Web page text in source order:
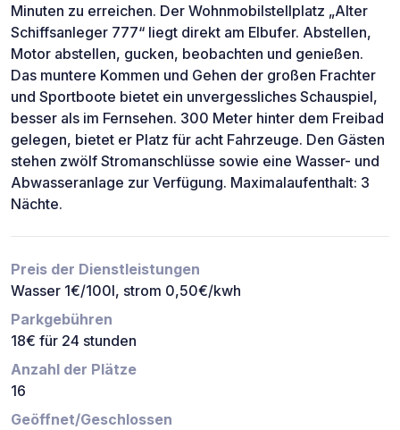
Minuten zu erreichen. Der Wohnmobilstellplatz „Alter
Schiffsanleger 777“ liegt direkt am Elbufer. Abstellen,
Motor abstellen, gucken, beobachten und genießen.
Das muntere Kommen und Gehen der großen Frachter
und Sportboote bietet ein unvergessliches Schauspiel,
besser als im Fernsehen. 300 Meter hinter dem Freibad
gelegen, bietet er Platz für acht Fahrzeuge. Den Gästen
stehen zwölf Stromanschlüsse sowie eine Wasser- und
Abwasseranlage zur Verfügung. Maximalaufenthalt: 3
Nächte.
Preis der Dienstleistungen
Wasser 1€/100l, strom 0,50€/kwh
Parkgebühren
18€ für 24 stunden
Anzahl der Plätze
16
Geöffnet/Geschlossen